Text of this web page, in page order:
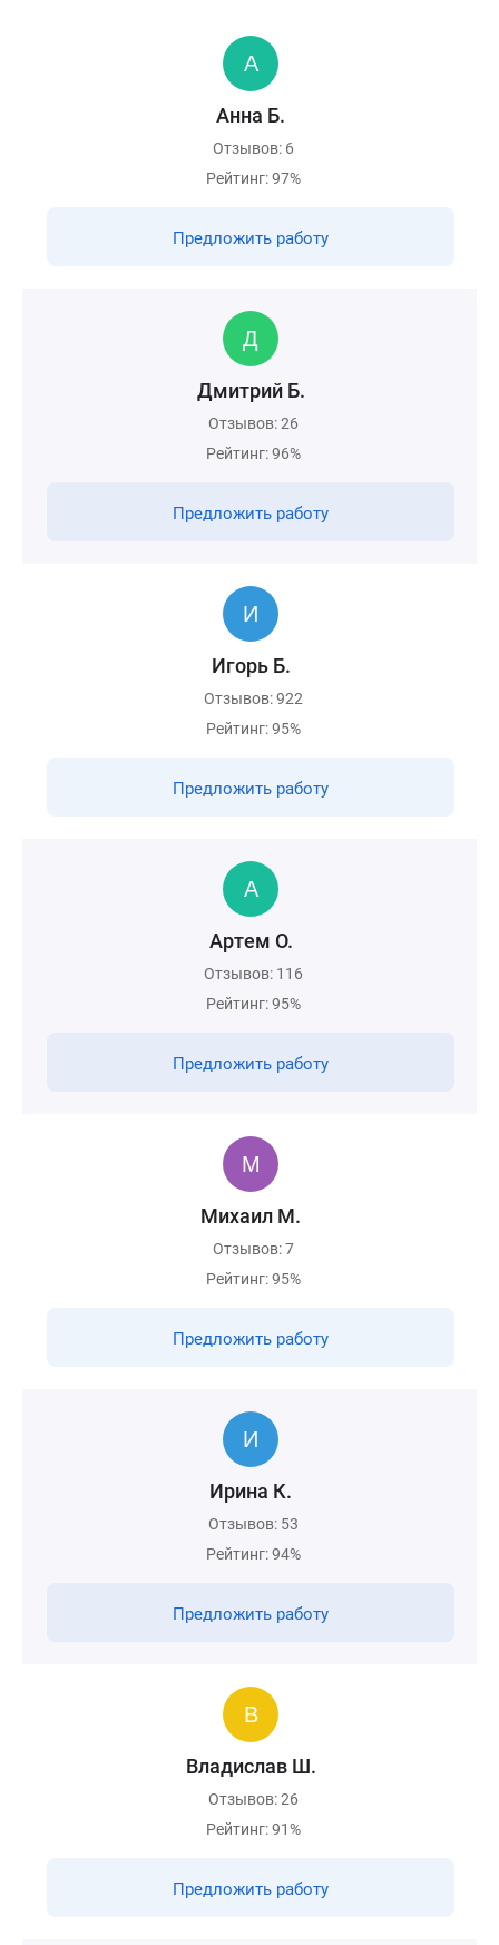
Анна Б.
Отзывов: 6
Рейтинг: 97%
Предложить работу
Дмитрий Б.
Отзывов: 26
Рейтинг: 96%
Предложить работу
Игорь Б.
Отзывов: 922
Рейтинг: 95%
Предложить работу
Артем О.
Отзывов: 116
Рейтинг: 95%
Предложить работу
Михаил М.
Отзывов: 7
Рейтинг: 95%
Предложить работу
Ирина К.
Отзывов: 53
Рейтинг: 94%
Предложить работу
Владислав Ш.
Отзывов: 26
Рейтинг: 91%
Предложить работу